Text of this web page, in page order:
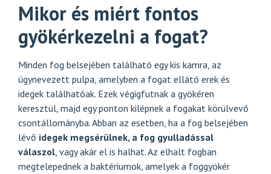
Mikor és miért fontos
gyökérkezelni a fogat?
Minden fog belsejében található egy kis kamra, az
úgynevezett pulpa, amelyben a fogat ellátó erek és
idegek találhatóak. Ezek végigfutnak a gyökéren
keresztül, majd egy ponton kilépnek a fogakat körülvevő
csontállományba. Abban az esetben, ha a fog belsejében
lévő idegek megsérülnek, a fog gyulladással
válaszol, vagy akár el is halhat. Az elhalt fogban
megtelepednek a baktériumok, amelyek a foggyökér